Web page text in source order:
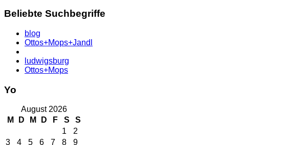
Beliebte Suchbegriffe
blog
Ottos+Mops+Jandl
ludwigsburg
Ottos+Mops
Yo
August 2026
M
D M D F S
S
1
2
3
4 5 6 7 8 9